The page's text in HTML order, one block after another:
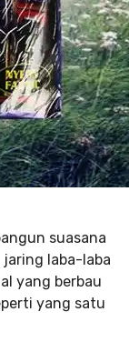
suasana
jaring laba-laba
yang berbau
yang satu